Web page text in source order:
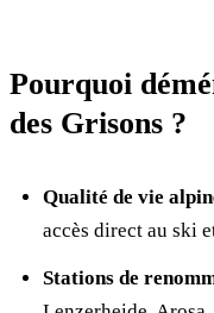
Pourquoi
des Grisons ?
Qualité de vie
accès direct au ski
Stations de